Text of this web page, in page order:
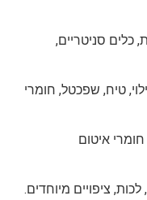
כלים סניטריים,
טיח, שפכטל, חומרי
איטום
ציפויים מיוחדים.